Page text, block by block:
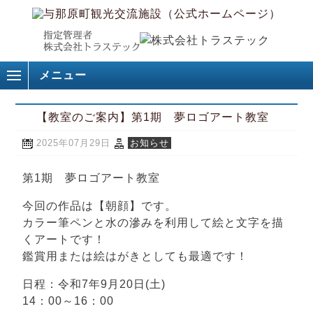
メニュー
【教室のご案内】第1期 夢ロゴアート教室
2025年07月29日 お知らせ
第1期 夢ロゴアート教室
今回の作品は【朝顔】です。
カラー筆ペンと水の滲みを利用して絵と文字を描
くアートです！
鑑賞用または絵はがきとしても最適です！
日程：令和7年9月20日(土)
14：00～16：00